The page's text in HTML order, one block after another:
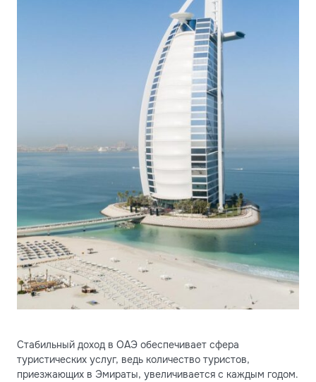
Стабильный доход в ОАЭ обеспечивает сфера
туристических услуг, ведь количество туристов,
приезжающих в Эмираты, увеличивается с каждым годом.